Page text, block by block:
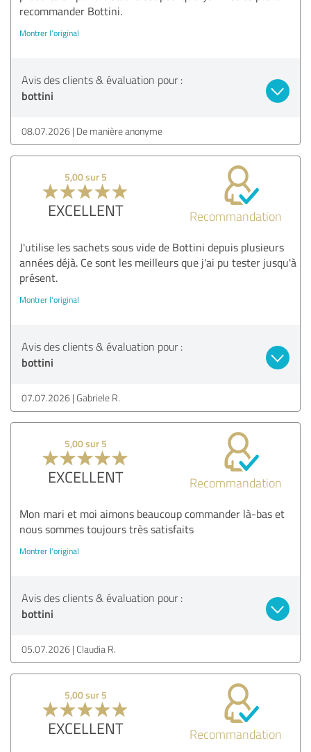
recommander Bottini.
Montrer l'original
Avis des clients & évaluation pour :
bottini
08.07.2026 De manière anonyme
5,00 sur 5
EXCELLENT Recommandation
J'utilise les sachets sous vide de Bottini depuis plusieurs
années déjà. Ce sont les meilleurs que j'ai pu tester jusqu'à
présent.
Montrer l'original
Avis des clients & évaluation pour :
bottini
07.07.2026 Gabriele R.
5,00 sur 5
EXCELLENT Recommandation
Mon mari et moi aimons beaucoup commander là-bas et
nous sommes toujours très satisfaits
Montrer l'original
Avis des clients & évaluation pour :
bottini
05.07.2026 Claudia R.
5,00 sur 5
EXCELLENT Recommandation